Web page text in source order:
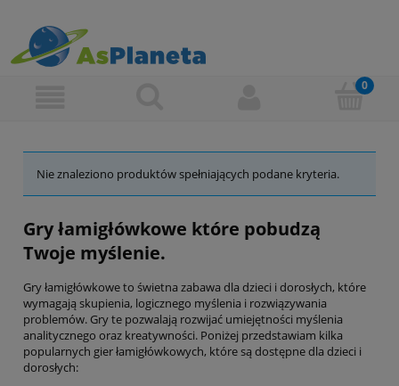
Nie znaleziono produktów spełniających podane kryteria.
Gry łamigłówkowe które pobudzą
Twoje myślenie.
Gry łamigłówkowe to świetna zabawa dla dzieci i dorosłych, które
wymagają skupienia, logicznego myślenia i rozwiązywania
problemów. Gry te pozwalają rozwijać umiejętności myślenia
analitycznego oraz kreatywności. Poniżej przedstawiam kilka
popularnych gier łamigłówkowych, które są dostępne dla dzieci i
dorosłych: